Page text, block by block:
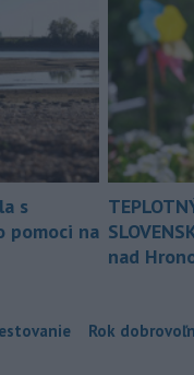
s
pomoci na
nad
Rok